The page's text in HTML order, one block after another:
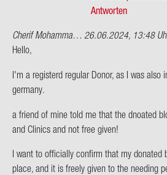
Antworten
Cherif Mohamma… 26.06.2024, 13:48
Hello,
I'm a re­gis­terd re­gu­lar Donor, as I was also
ger­ma­ny.
a friend of mine told me that the dno­ated
and Cli­nics and not free given!
I want to of­fi­cial­ly con­firm that my do­na­ted
place, and it is free­ly given to the nee­ding